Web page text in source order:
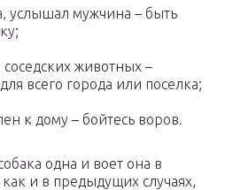
услышал мужчина – быть
животных –
всего города или поселка;
к дому – бойтесь воров.
одна и воет она в
и в предыдущих случаях,